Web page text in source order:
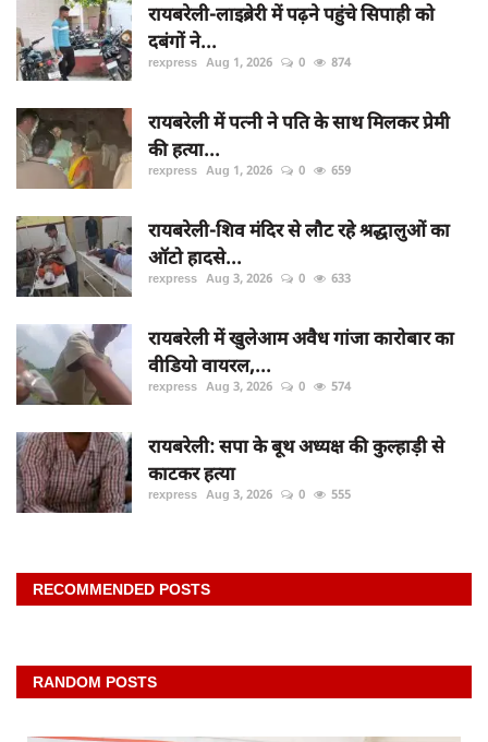
रायबरेली-लाइब्रेरी में पढ़ने पहुंचे सिपाही को
दबंगों ने...
rexpress Aug 1, 2026 0 874
रायबरेली में पत्नी ने पति के साथ मिलकर प्रेमी
की हत्या...
rexpress Aug 1, 2026 0 659
रायबरेली-शिव मंदिर से लौट रहे श्रद्धालुओं का
ऑटो हादसे...
rexpress Aug 3, 2026 0 633
रायबरेली में खुलेआम अवैध गांजा कारोबार का
वीडियो वायरल,...
rexpress Aug 3, 2026 0 574
रायबरेली: सपा के बूथ अध्यक्ष की कुल्हाड़ी से
काटकर हत्या
rexpress Aug 3, 2026 0 555
RECOMMENDED POSTS
RANDOM POSTS